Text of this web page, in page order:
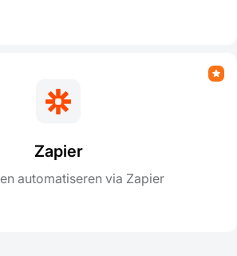
Zapier
automatiseren via Zapier